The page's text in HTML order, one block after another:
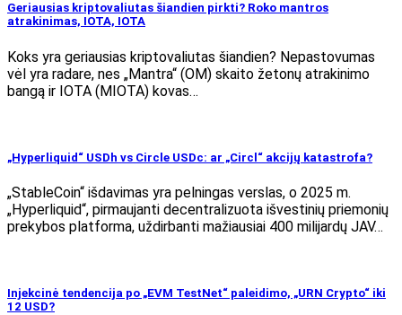
Geriausias kriptovaliutas šiandien pirkti? Roko mantros
atrakinimas, IOTA, IOTA
Koks yra geriausias kriptovaliutas šiandien? Nepastovumas
vėl yra radare, nes „Mantra“ (OM) skaito žetonų atrakinimo
bangą ir IOTA (MIOTA) kovas…
„Hyperliquid“ USDh vs Circle USDc: ar „Circl“ akcijų katastrofa?
„StableCoin“ išdavimas yra pelningas verslas, o 2025 m.
„Hyperliquid“, pirmaujanti decentralizuota išvestinių priemonių
prekybos platforma, uždirbanti mažiausiai 400 milijardų JAV…
Injekcinė tendencija po „EVM TestNet“ paleidimo, „URN Crypto“ iki
12 USD?